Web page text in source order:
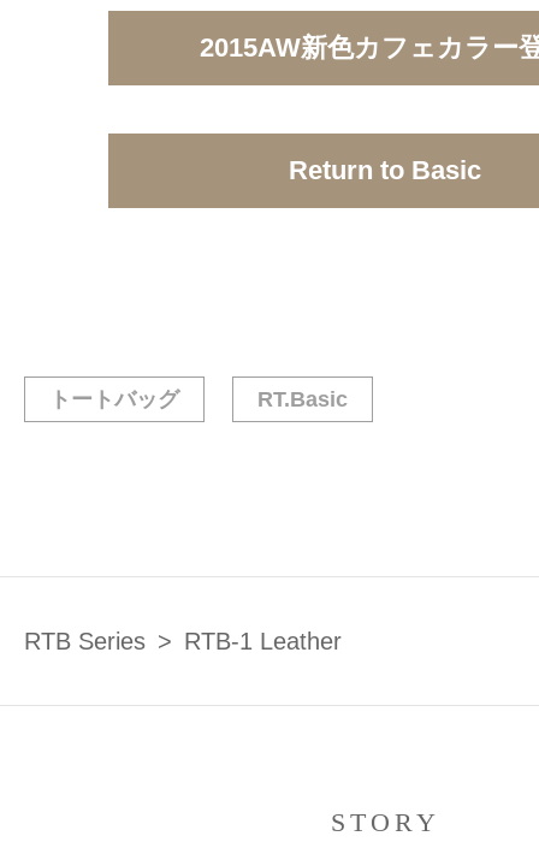
2015AW新色カフェカラー
Return to Basic
トートバッグ RT.Basic
RTB Series RTB-1 Leather
STORY